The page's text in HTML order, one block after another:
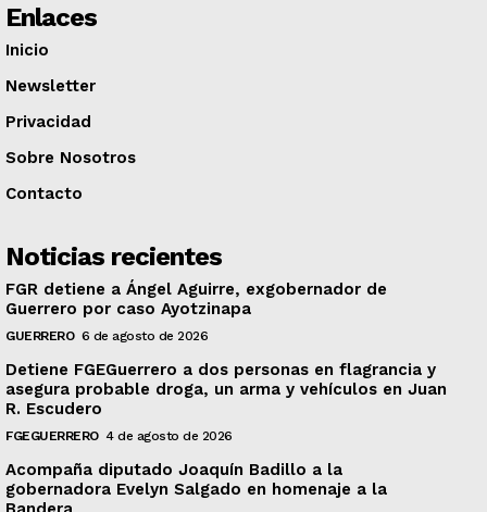
Enlaces
Inicio
Newsletter
Privacidad
Sobre Nosotros
Contacto
Noticias recientes
FGR detiene a Ángel Aguirre, exgobernador de
Guerrero por caso Ayotzinapa
GUERRERO 6 de agosto de 2026
Detiene FGEGuerrero a dos personas en flagrancia y
asegura probable droga, un arma y vehículos en Juan
R. Escudero
FGEGUERRERO 4 de agosto de 2026
Acompaña diputado Joaquín Badillo a la
gobernadora Evelyn Salgado en homenaje a la